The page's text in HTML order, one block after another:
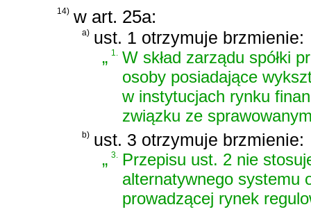
14) w art. 25a:
a) ust. 1 otrzymuje brzmienie:
„1. W skład zarządu spółki
osoby posiadające
w instytucjach rynku
związku ze
b) ust. 3 otrzymuje brzmienie:
„3. Przepisu ust. 2 nie
alternatywnego systemu
prowadzącej rynek